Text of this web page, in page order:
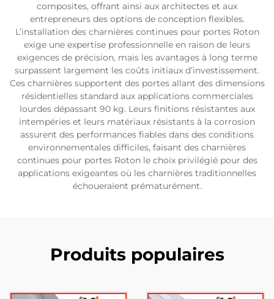
composites, offrant ainsi aux architectes et aux
entrepreneurs des options de conception flexibles.
L’installation des charnières continues pour portes Roton
exige une expertise professionnelle en raison de leurs
exigences de précision, mais les avantages à long terme
surpassent largement les coûts initiaux d’investissement.
Ces charnières supportent des portes allant des dimensions
résidentielles standard aux applications commerciales
lourdes dépassant 90 kg. Leurs finitions résistantes aux
intempéries et leurs matériaux résistants à la corrosion
assurent des performances fiables dans des conditions
environnementales difficiles, faisant des charnières
continues pour portes Roton le choix privilégié pour des
applications exigeantes où les charnières traditionnelles
échoueraient prématurément.
Produits populaires